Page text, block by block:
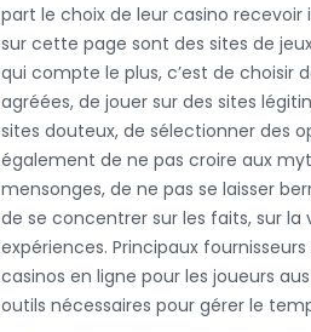
part le choix de leur casino
sur cette page sont des sites de
qui compte le plus, c’est de choisir
agréées, de jouer sur des sites
sites douteux, de sélectionner des
également de ne pas croire aux
mensonges, de ne pas se laisser
de se concentrer sur les faits, sur
expériences. Principaux
casinos en ligne pour les joueurs
outils nécessaires pour gérer le